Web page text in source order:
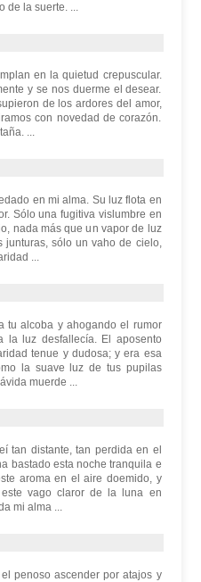
de la suerte. ...
en la quietud crepuscular.
y se nos duerme el desear.
de los ardores del amor,
con novedad de corazón.
...
en mi alma. Su luz flota en
Sólo una fugitiva vislumbre en
nada más que un vapor de luz
junturas, sólo un vaho de cielo,
...
tu alcoba y ahogando el rumor
la luz desfallecía. El aposento
tenue y dudosa; y era esa
la suave luz de tus pupilas
muerde ...
tan distante, tan perdida en el
bastado esta noche tranquila e
aroma en el aire doemido, y
vago claror de la luna en
mi alma ...
penoso ascender por atajos y